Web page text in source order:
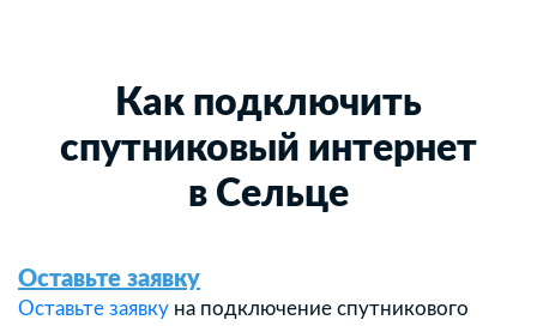
Как подключить
спутниковый интернет
в Сельце
Оставьте заявку
Оставьте заявку на подключение спутникового